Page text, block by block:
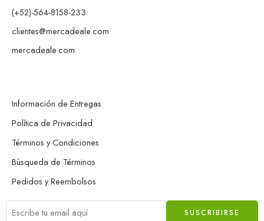
(+52)-564-8158-233
clientes@mercadeale.com
mercadeale.com
Información de Entregas
Política de Privacidad
Términos y Condiciones
Búsqueda de Términos
Pedidos y Reembolsos